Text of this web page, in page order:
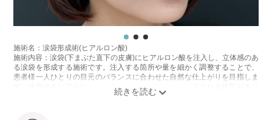
施術名：涙袋形成術(ヒアルロン酸)
施術内容：涙袋(下まぶた直下の皮膚)にヒアルロン酸を注入し、立体感のあ
る涙袋を形成する施術です。注入する箇所や量を細かく調整することで、
患者様一人ひとりの目元のバランスに合わせた自然な仕上がりを目指しま
す。使用するヒアルロン酸は、時間とともに体内に吸収される性質があり
ます。持続期間は製剤の種類や体質、代謝などにより個人差があります。